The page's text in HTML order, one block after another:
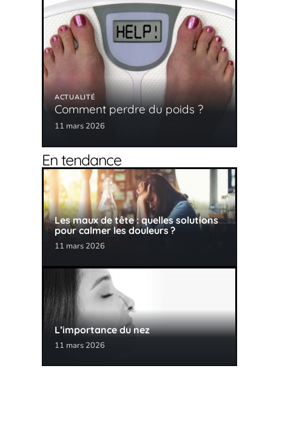
ACTUALITÉ
Comment perdre du poids ?
11 mars 2026
En tendance
Les maux de tête : quelles solutions
pour calmer les douleurs ?
11 mars 2026
L’importance du nez
11 mars 2026